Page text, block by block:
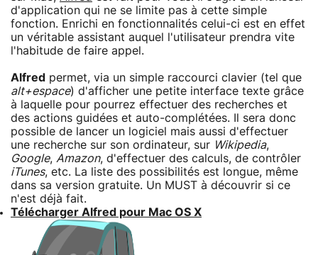
d'application qui ne se limite pas à cette simple
fonction. Enrichi en fonctionnalités celui-ci est en effet
un véritable assistant auquel l'utilisateur prendra vite
l'habitude de faire appel.
Alfred permet, via un simple raccourci clavier (tel que
alt+espace) d'afficher une petite interface texte grâce
à laquelle pour pourrez effectuer des recherches et
des actions guidées et auto-complétées. Il sera donc
possible de lancer un logiciel mais aussi d'effectuer
une recherche sur son ordinateur, sur Wikipedia,
Google, Amazon, d'effectuer des calculs, de contrôler
iTunes, etc. La liste des possibilités est longue, même
dans sa version gratuite. Un MUST à découvrir si ce
n'est déjà fait.
Télécharger Alfred pour Mac OS X